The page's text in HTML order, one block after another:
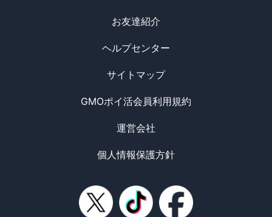
お友達紹介
ヘルプセンター
サイトマップ
GMOポイ活会員利用規約
運営会社
個人情報保護方針